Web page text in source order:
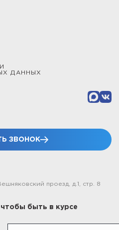
ДАННЫХ
ЗВОНОК
проезд, д.1, стр. 8
быть в курсе